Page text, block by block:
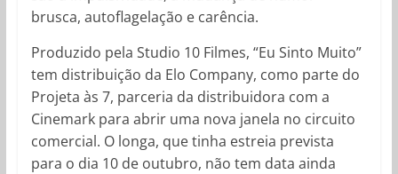
brusca, autoflagelação e carência.
Produzido pela Studio 10 Filmes, “Eu Sinto Muito”
tem distribuição da Elo Company, como parte do
Projeta às 7, parceria da distribuidora com a
Cinemark para abrir uma nova janela no circuito
comercial. O longa, que tinha estreia prevista
para o dia 10 de outubro, não tem data ainda